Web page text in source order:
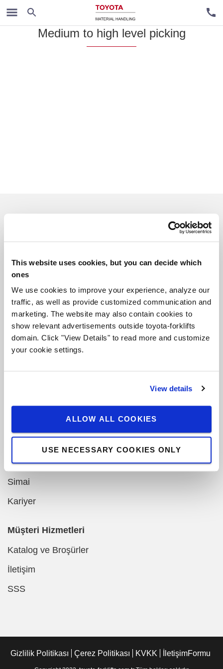
This website uses cookies, but you can decide which
ones
We use cookies to improve your experience, analyze our
traffic, as well as provide customized communication and
marketing. The website may also contain cookies to
show relevant advertisements outside toyota-forklifts
domain. Click "View Details" to read more and customize
your cookie settings.
View details
ALLOW ALL COOKIES
USE NECESSARY COOKIES ONLY
Order pickers
Medium to high level picking
Neden Toyota
Tasarım Merkezi
Lojistik Çözüm Merkezi
Toyota Değerleri
Toyota Felsefesi
Toyota İstif Makineleri A.Ş.
Vanderlande
Simai
Kariyer
Müşteri Hizmetleri
Katalog ve Broşürler
İletişim
SSS
Gizlilik Politikası Çerez Politikası KVKK İletişimFormu